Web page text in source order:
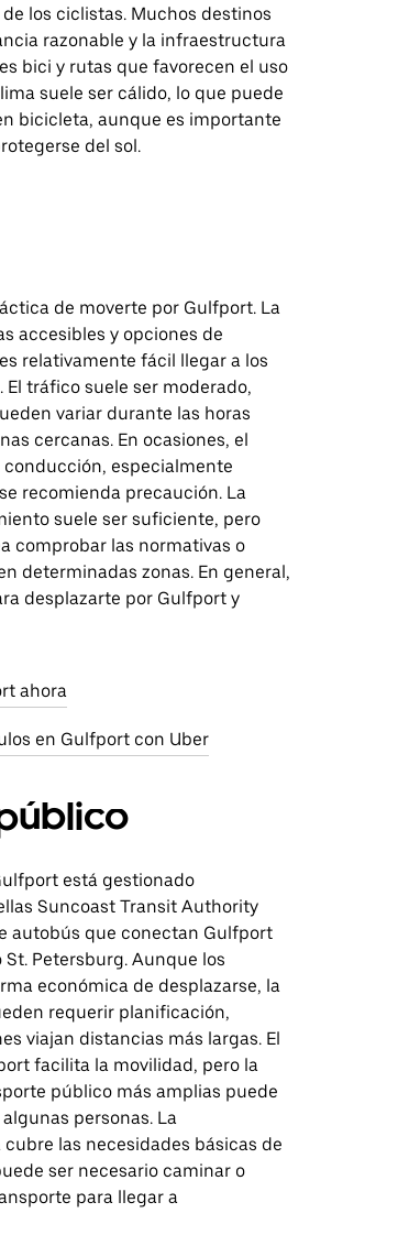
los ciclistas. Muchos destinos
razonable y la infraestructura
bici y rutas que favorecen el uso
suele ser cálido, lo que puede
bicicleta, aunque es importante
del sol.
de moverte por Gulfport. La
accesibles y opciones de
relativamente fácil llegar a los
tráfico suele ser moderado,
variar durante las horas
cercanas. En ocasiones, el
especialmente
recomienda precaución. La
suele ser suficiente, pero
comprobar las normativas o
determinadas zonas. En general,
desplazarte por Gulfport y
ahora
en Gulfport con Uber
está gestionado
Suncoast Transit Authority
autobús que conectan Gulfport
Petersburg. Aunque los
económica de desplazarse, la
requerir planificación,
viajan distancias más largas. El
facilita la movilidad, pero la
público más amplias puede
personas. La
las necesidades básicas de
ser necesario caminar o
para llegar a